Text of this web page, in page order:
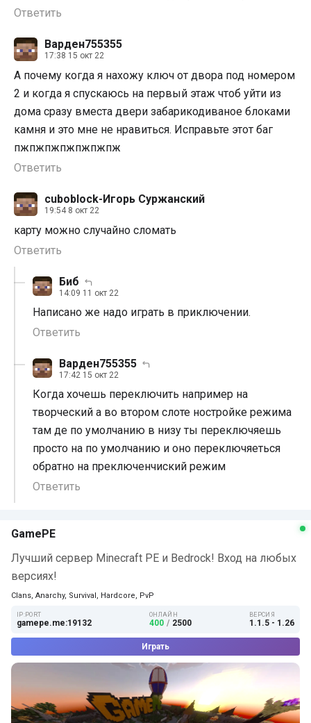
Ответить
Варден755355
17:38 15 окт 22
А почему когда я нахожу ключ от двора под номером
2 и когда я спускаюсь на первый этаж чтоб уйти из
дома сразу вместа двери забарикодиваное блоками
камня и это мне не нравиться. Исправьте этот баг
пжпжпжпжпжпжпж
Ответить
cuboblock-Игорь Суржанский
19:54 8 окт 22
карту можно случайно сломать
Ответить
Биб
14:09 11 окт 22
Написано же надо играть в приключении.
Ответить
Варден755355
17:42 15 окт 22
Когда хочешь переключить например на
творческий а во втором слоте ностройке режима
там де по умолчанию в низу ты переключяешь
просто на по умолчанию и оно переключяеться
обратно на преключенчиский режим
Ответить
GamePE
Лучший сервер Minecraft PE и Bedrock! Вход на любых
версиях!
Clans, Anarchy, Survival, Hardcore, PvP
IP:PORT
gamepe.me:19132
ОНЛАЙН
400 / 2500
ВЕРСИЯ
1.1.5 - 1.26
Играть